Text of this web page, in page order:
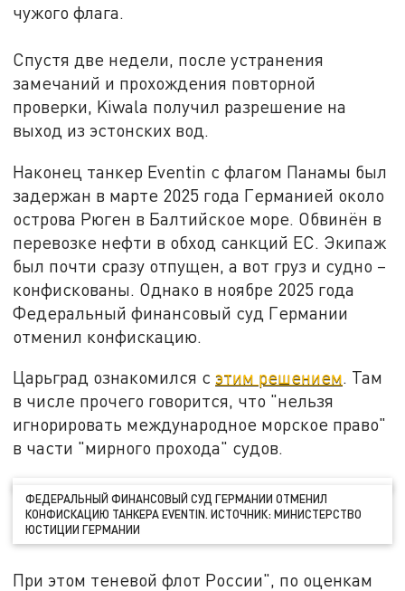
чужого флага.
Спустя две недели, после устранения
замечаний и прохождения повторной
проверки, Kiwala получил разрешение на
выход из эстонских вод.
Наконец танкер Eventin с флагом Панамы был
задержан в марте 2025 года Германией около
острова Рюген в Балтийское море. Обвинён в
перевозке нефти в обход санкций ЕС. Экипаж
был почти сразу отпущен, а вот груз и судно –
конфискованы. Однако в ноябре 2025 года
Федеральный финансовый суд Германии
отменил конфискацию.
Царьград ознакомился сэтим решением. Там
в числе прочего говорится, что "нельзя
игнорировать международное морское право"
в части "мирного прохода" судов.
ФЕДЕРАЛЬНЫЙ ФИНАНСОВЫЙ СУД ГЕРМАНИИ ОТМЕНИЛ
КОНФИСКАЦИЮ ТАНКЕРА EVENTIN. ИСТОЧНИК: МИНИСТЕРСТВО
ЮСТИЦИИ ГЕРМАНИИ
При этом теневой флот России", по оценкам